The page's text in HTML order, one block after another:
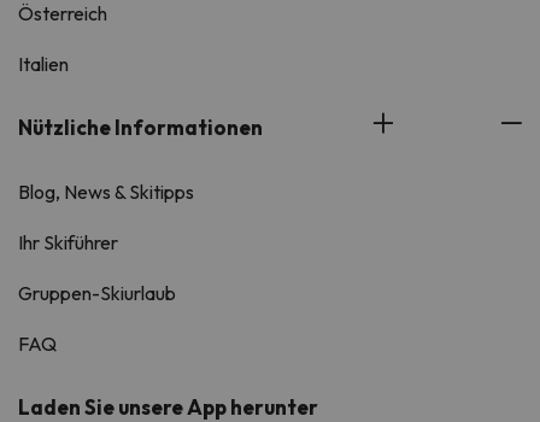
Österreich
Italien
Nützliche Informationen
Blog, News & Skitipps
Ihr Skiführer
Gruppen-Skiurlaub
FAQ
Laden Sie unsere App herunter